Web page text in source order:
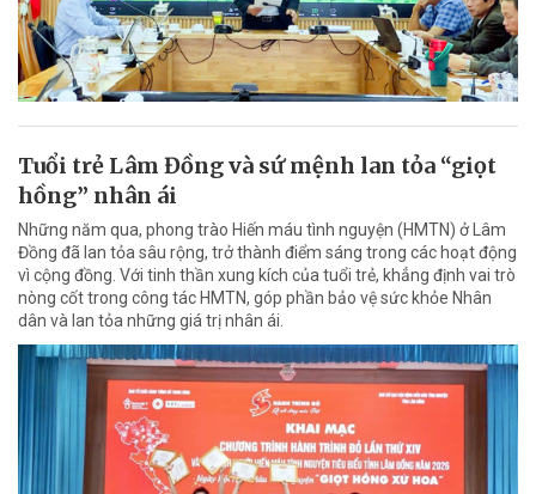
Tuổi trẻ Lâm Đồng và sứ mệnh lan tỏa “giọt
hồng” nhân ái
Những năm qua, phong trào Hiến máu tình nguyện (HMTN) ở Lâm
Đồng đã lan tỏa sâu rộng, trở thành điểm sáng trong các hoạt động
vì cộng đồng. Với tinh thần xung kích của tuổi trẻ, khẳng định vai trò
nòng cốt trong công tác HMTN, góp phần bảo vệ sức khỏe Nhân
dân và lan tỏa những giá trị nhân ái.